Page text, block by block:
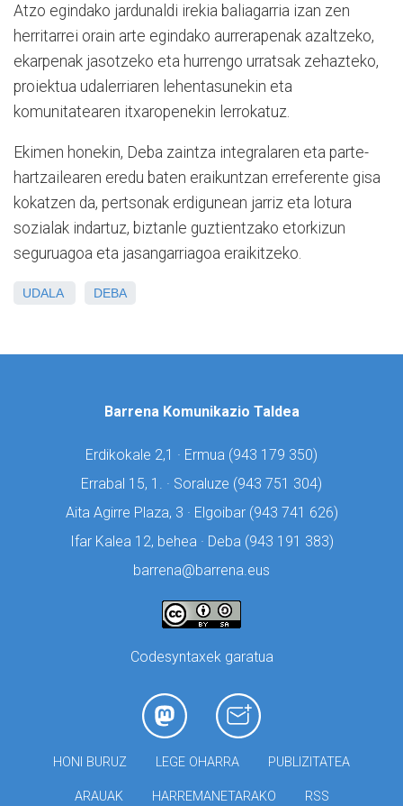
Atzo egindako jardunaldi irekia baliagarria izan zen
herritarrei orain arte egindako aurrerapenak azaltzeko,
ekarpenak jasotzeko eta hurrengo urratsak zehazteko,
proiektua udalerriaren lehentasunekin eta
komunitatearen itxaropenekin lerrokatuz.
Ekimen honekin, Deba zaintza integralaren eta parte-
hartzailearen eredu baten eraikuntzan erreferente gisa
kokatzen da, pertsonak erdigunean jarriz eta lotura
sozialak indartuz, biztanle guztientzako etorkizun
seguruagoa eta jasangarriagoa eraikitzeko.
UDALA DEBA
Barrena Komunikazio Taldea
Erdikokale 2,1 · Ermua (943 179 350)
Errabal 15, 1. · Soraluze (943 751 304)
Aita Agirre Plaza, 3 · Elgoibar (943 741 626)
Ifar Kalea 12, behea · Deba (943 191 383)
barrena@barrena.eus
Codesyntaxek garatua
HONI BURUZ LEGE OHARRA PUBLIZITATEA
ARAUAK HARREMANETARAKO RSS